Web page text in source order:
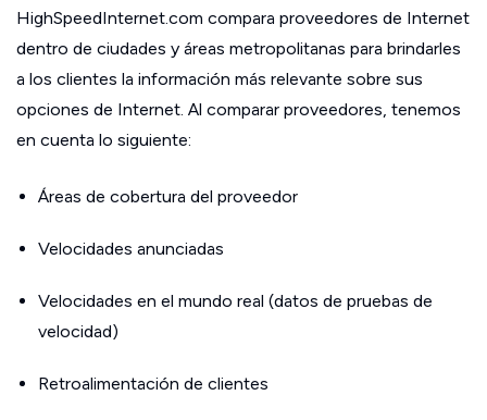
HighSpeedInternet.com compara proveedores de Internet
dentro de ciudades y áreas metropolitanas para brindarles
a los clientes la información más relevante sobre sus
opciones de Internet. Al comparar proveedores, tenemos
en cuenta lo siguiente:
Áreas de cobertura del proveedor
Velocidades anunciadas
Velocidades en el mundo real (datos de pruebas de
velocidad)
Retroalimentación de clientes